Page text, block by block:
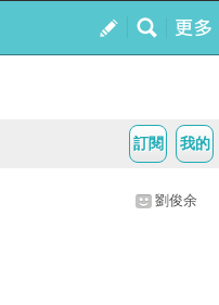
我的
訂閱
劉俊余